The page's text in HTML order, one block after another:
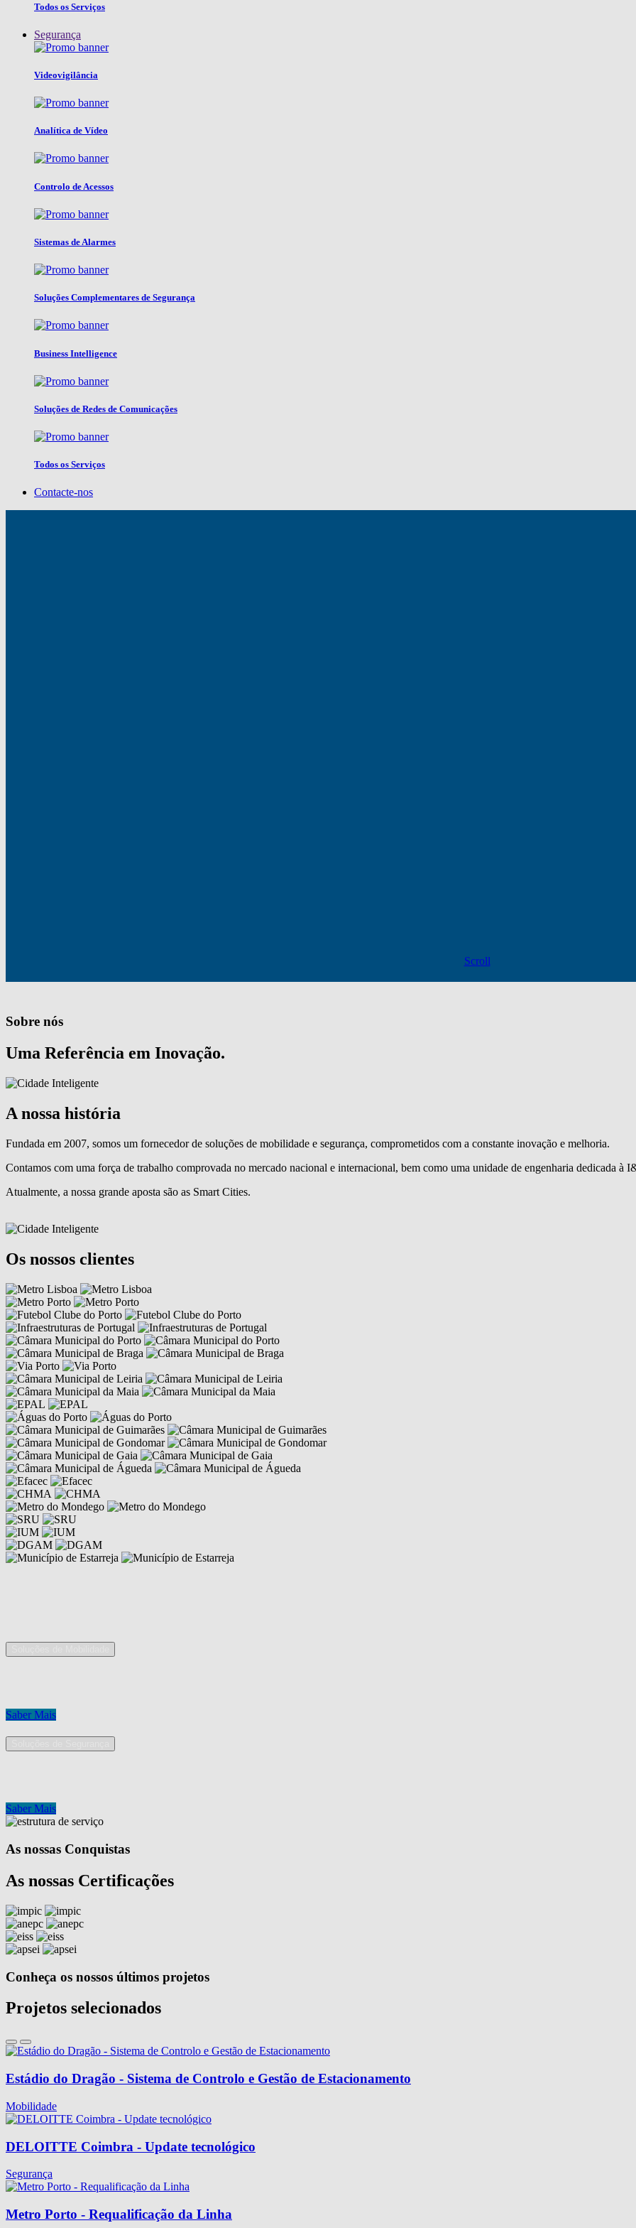
Todos os Serviços
Segurança
Videovigilância
Analítica de Vídeo
Controlo de Acessos
Sistemas de Alarmes
Soluções Complementares de Segurança
Business Intelligence
Soluções de Redes de Comunicações
Todos os Serviços
Contacte-nos
Scroll
Sobre nós
Uma Referência em Inovação.
A nossa história
Fundada em 2007, somos um fornecedor de soluções de mobilidade e segurança, comprometidos com a constante inovação e melhoria.
Contamos com uma força de trabalho comprovada no mercado nacional e internacional, bem como uma unidade de engenharia dedicada à
Atualmente, a nossa grande aposta são as Smart Cities.
Os nossos clientes
Saber Mais
Saber Mais
As nossas Conquistas
As nossas Certificações
Conheça os nossos últimos projetos
Projetos selecionados
Estádio do Dragão - Sistema de Controlo e Gestão de Estacionamento
Mobilidade
DELOITTE Coimbra - Update tecnológico
Segurança
Metro Porto - Requalificação da Linha